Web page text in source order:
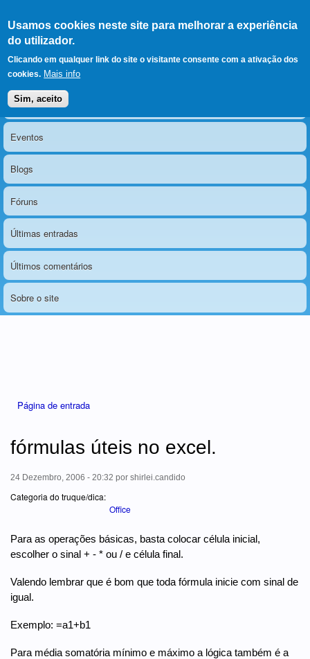
Usamos cookies neste site para melhorar a experiência
do utilizador.
Clicando em qualquer link do site o visitante consente com a ativação dos
cookies. Mais info
Sim, aceito
LERPARAVER , ir para a
página principal
O portal da visão diferente
Menu principal
Notícias
Eventos
Blogs
Fóruns
Últimas entradas
Últimos comentários
Sobre o site
Página de entrada
fórmulas úteis no excel.
24 Dezembro, 2006 - 20:32 por shirlei.candido
Categoria do truque/dica:
Office
Para as operações básicas, basta colocar célula inicial,
escolher o sinal + - * ou / e célula final.
Valendo lembrar que é bom que toda fórmula inicie com sinal de
igual.
Exemplo: =a1+b1
Para média somatória mínimo e máximo a lógica também é a